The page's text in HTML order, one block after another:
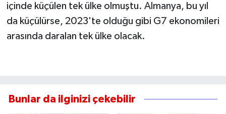
içinde küçülen tek ülke olmuştu. Almanya, bu yıl
da küçülürse, 2023'te olduğu gibi G7 ekonomileri
arasında daralan tek ülke olacak.
Bunlar da ilginizi çekebilir